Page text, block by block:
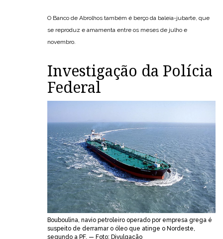
O Banco de Abrolhos também é berço da baleia-jubarte, que
se reproduz e amamenta entre os meses de julho e
novembro.
Investigação da Polícia
Federal
Bouboulina, navio petroleiro operado por empresa grega é
suspeito de derramar o óleo que atinge o Nordeste,
segundo a PF. — Foto: Divulgação